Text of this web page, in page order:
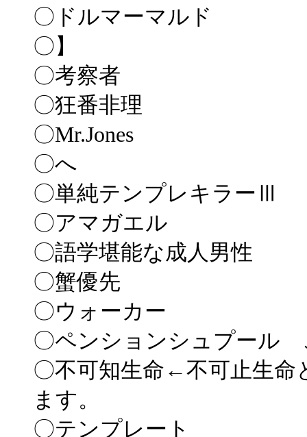
〇ドルマーマルド
〇】
〇考察者
〇狂番非理
〇Mr.Jones
〇へ
〇単純テンプレキラーⅢ
〇アマガエル
〇語学堪能な成人男性
〇蟹優先
〇ウォーカー
〇ペンションシュプール
〇不可知生命←不可止生命
ます。
〇テンプレート